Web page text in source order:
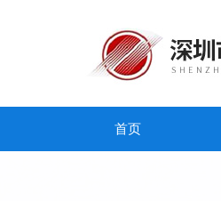
首页